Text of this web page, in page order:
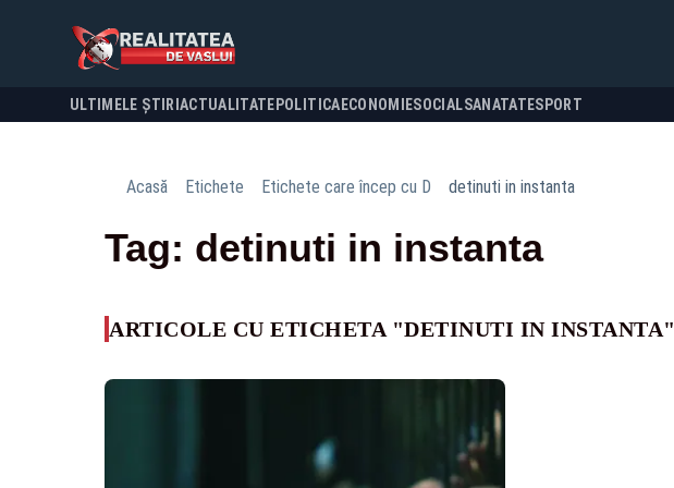
ULTIMELE ȘTIRI ACTUALITATE POLITICA ECONOMIESOCIALSANATATESPORT
Acasă Etichete Etichete care încep cu D detinuti in instanta
Tag: detinuti in instanta
ARTICOLE CU ETICHETA "DETINUTI IN INSTANTA"